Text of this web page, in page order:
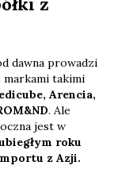
dawna prowadzi
takimi
Arencia,
. Ale
jest w
roku
z Azji.